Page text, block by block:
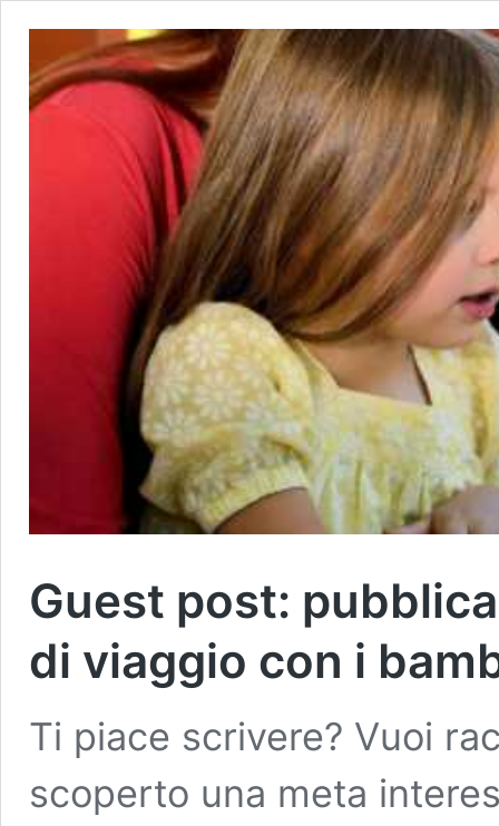
Guest post:
di viaggio con i
Ti piace scrivere? Vuoi
scoperto una meta